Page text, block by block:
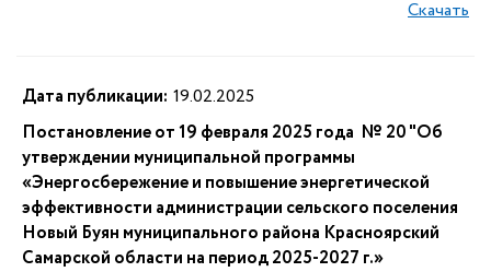
Скачать
Дата публикации: 19.02.2025
Постановление от 19 февраля 2025 года № 20 "Об
утверждении муниципальной программы
«Энергосбережение и повышение энергетической
эффективности администрации сельского поселения
Новый Буян муниципального района Красноярский
Самарской области на период 2025-2027 г.»